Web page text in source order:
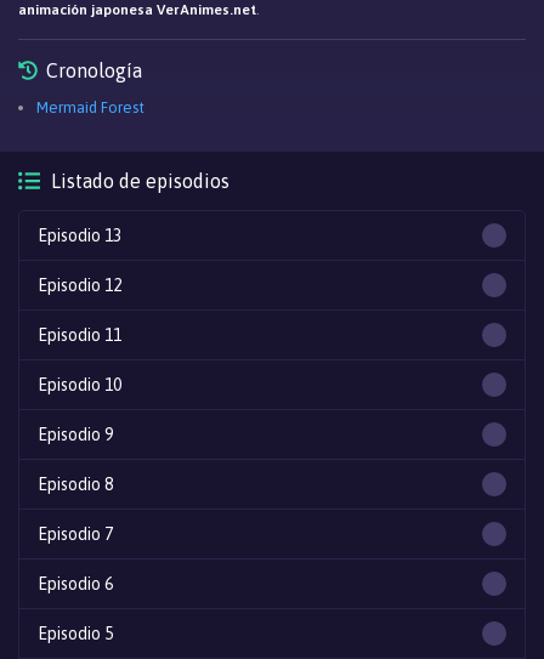
animación japonesa VerAnimes.net.
Cronología
Mermaid Forest
Listado de episodios
Episodio 13
Episodio 12
Episodio 11
Episodio 10
Episodio 9
Episodio 8
Episodio 7
Episodio 6
Episodio 5